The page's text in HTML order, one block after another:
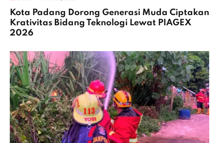
Kota Padang Dorong Generasi Muda Ciptakan
Krativitas Bidang Teknologi Lewat PIAGEX
2026